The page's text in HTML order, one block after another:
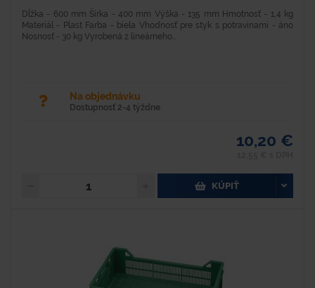
Dĺžka - 600 mm Šírka - 400 mm Výška - 135 mm Hmotnosť - 1,4 kg
Materiál - Plast Farba - biela Vhodnosť pre styk s potravinami - áno
Nosnosť - 30 kg Vyrobená z lineárneho...
Na objednávku
Dostupnosť 2-4 týždne
10,20 €
KÚPIŤ